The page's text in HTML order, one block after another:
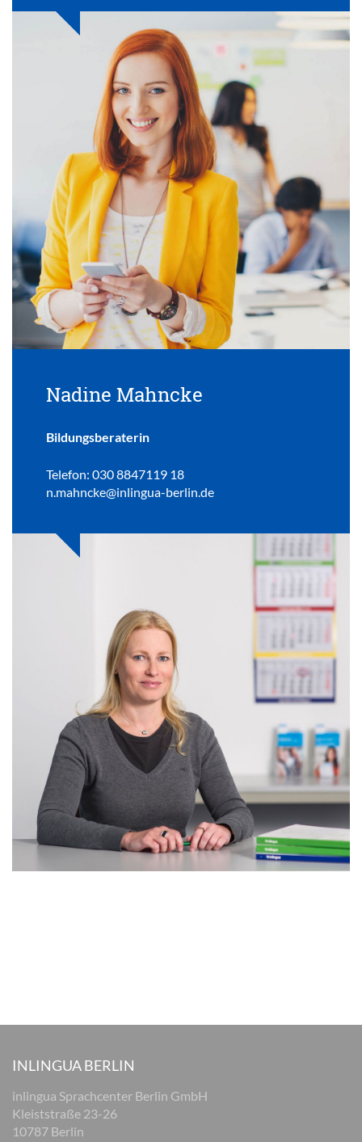
Nadine Mahncke
Bildungsberaterin
Telefon: 030 8847119 18
n.mahncke@inlingua-berlin.de
INLINGUA BERLIN
inlingua Sprachcenter Berlin GmbH
Kleiststraße 23-26
10787 Berlin